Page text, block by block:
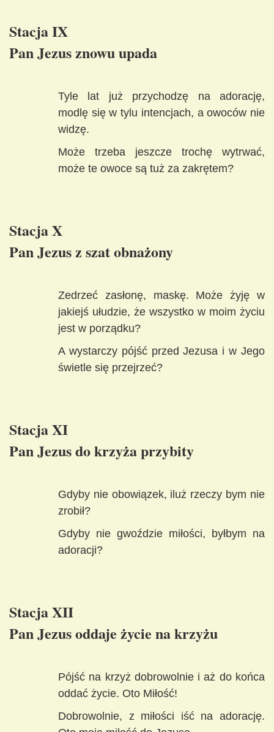
Stacja IX
Pan Jezus znowu upada
Tyle lat już przychodzę na adorację,
modlę się w tylu intencjach, a owoców nie
widzę.
Może trzeba jeszcze trochę wytrwać,
może te owoce są tuż za zakrętem?
Stacja X
Pan Jezus z szat obnażony
Zedrzeć zasłonę, maskę. Może żyję w
jakiejś ułudzie, że wszystko w moim życiu
jest w porządku?
A wystarczy pójść przed Jezusa i w Jego
świetle się przejrzeć?
Stacja XI
Pan Jezus do krzyża przybity
Gdyby nie obowiązek, iluż rzeczy bym nie
zrobił?
Gdyby nie gwoździe miłości, byłbym na
adoracji?
Stacja XII
Pan Jezus oddaje życie na krzyżu
Pójść na krzyż dobrowolnie i aż do końca
oddać życie. Oto Miłość!
Dobrowolnie, z miłości iść na adorację.